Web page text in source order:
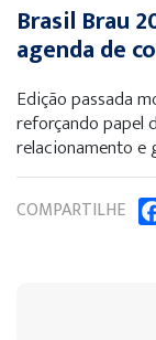
Brasil Brau
agenda de
Edição passada
reforçando papel
relacionamento e
COMPARTILHE